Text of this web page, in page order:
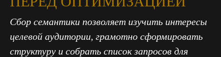
Сбор семантики позволяет изучить интересы
целевой аудитории, грамотно сформировать
структуру и собрать список запросов для